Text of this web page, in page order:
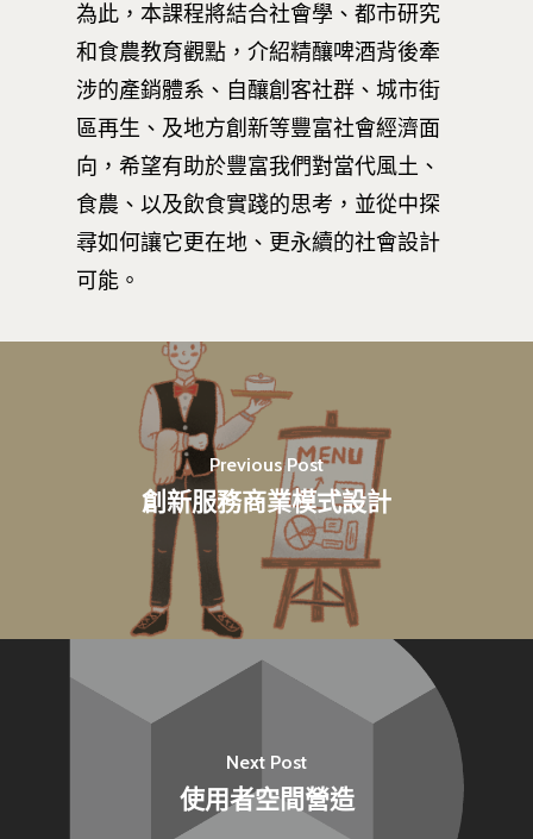
為此，本課程將結合社會學、都市研究
和食農教育觀點，介紹精釀啤酒背後牽
涉的產銷體系、自釀創客社群、城市街
區再生、及地方創新等豐富社會經濟面
向，希望有助於豐富我們對當代風土、
食農、以及飲食實踐的思考，並從中探
尋如何讓它更在地、更永續的社會設計
可能。
Previous Post
創新服務商業模式設計
Next Post
使用者空間營造
關於我們
學院簡介
相關法規
團隊成員
領域專長
業務單位
創新教育中心
創新領域學士學位學程
創意創業學分學程
領導學分學程
相關計畫
跟著董總實習
企業出題X臺大解題
探索學習計畫
NTU Beyond Borders
相關表單
D電子報
EN
Tel : +886 2 3366 1869
Address : 100047臺北